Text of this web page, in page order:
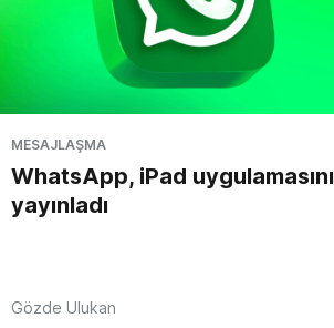
MESAJLAŞMA
WhatsApp, iPad uygulamasını
yayınladı
Gözde Ulukan